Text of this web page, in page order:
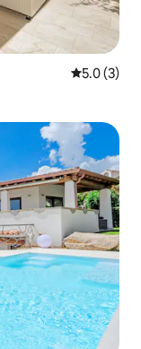
औसत रेटिंग 5
5.0 (3)